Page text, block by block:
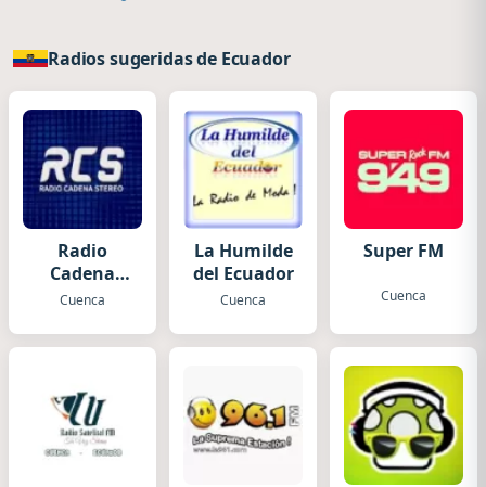
Radios sugeridas de Ecuador
Radio
Cadena
Stereo
Cuenca
La Humilde
del Ecuador
Cuenca
Super FM
Cuenca